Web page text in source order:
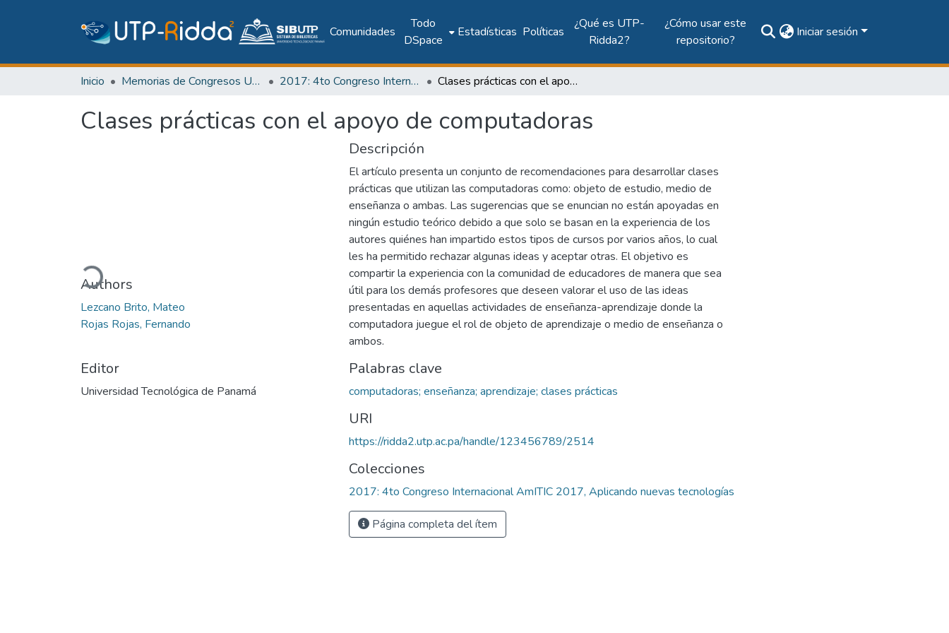
Comunidades
Todo
DSpace
Estadísticas Políticas
¿Qué es UTP-
Ridda2?
¿Cómo usar este
repositorio?
Iniciar sesión
Inicio Memorias de Congresos UTP 2017: 4to Congreso Internacional AmITIC 2017, Aplicando nuevas tecnologías Clases prácticas con el apoyo de computadoras
Clases prácticas con el apoyo de computadoras
Cargando...
Authors
Lezcano Brito, Mateo
Rojas Rojas, Fernando
Editor
Universidad Tecnológica de Panamá
Descripción
El artículo presenta un conjunto de recomendaciones para desarrollar clases
prácticas que utilizan las computadoras como: objeto de estudio, medio de
enseñanza o ambas. Las sugerencias que se enuncian no están apoyadas en
ningún estudio teórico debido a que solo se basan en la experiencia de los
autores quiénes han impartido estos tipos de cursos por varios años, lo cual
les ha permitido rechazar algunas ideas y aceptar otras. El objetivo es
compartir la experiencia con la comunidad de educadores de manera que sea
útil para los demás profesores que deseen valorar el uso de las ideas
presentadas en aquellas actividades de enseñanza-aprendizaje donde la
computadora juegue el rol de objeto de aprendizaje o medio de enseñanza o
ambos.
Palabras clave
computadoras; enseñanza; aprendizaje; clases prácticas
URI
https://ridda2.utp.ac.pa/handle/123456789/2514
Colecciones
2017: 4to Congreso Internacional AmITIC 2017, Aplicando nuevas tecnologías
Página completa del ítem